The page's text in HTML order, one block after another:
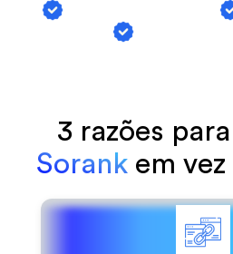
Troca de Backlinks
Geração de
3 razões
Sorank em